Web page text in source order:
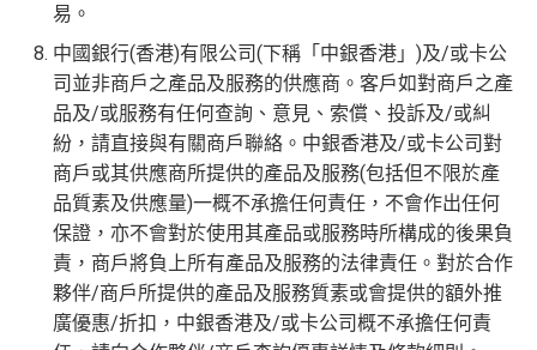
易。
中國銀行(香港)有限公司(下稱「中銀香港」)及/或卡公
司並非商戶之產品及服務的供應商。客戶如對商戶之產
品及/或服務有任何查詢、意見、索償、投訴及/或糾
紛，請直接與有關商戶聯絡。中銀香港及/或卡公司對
商戶或其供應商所提供的產品及服務(包括但不限於產
品質素及供應量)一概不承擔任何責任，不會作出任何
保證，亦不會對於使用其產品或服務時所構成的後果負
責，商戶將負上所有產品及服務的法律責任。對於合作
夥伴/商戶所提供的產品及服務質素或會提供的額外推
廣優惠/折扣，中銀香港及/或卡公司概不承擔任何責